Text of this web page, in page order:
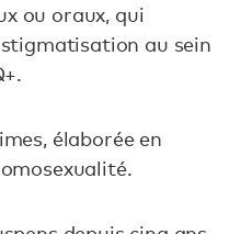
ou oraux, qui
au sein
élaborée en